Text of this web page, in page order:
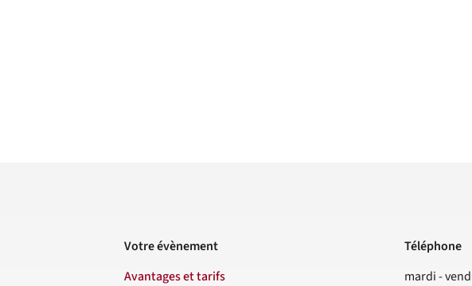
Votre évènement
Avantages et tarifs
Contact
Téléphone
mardi -